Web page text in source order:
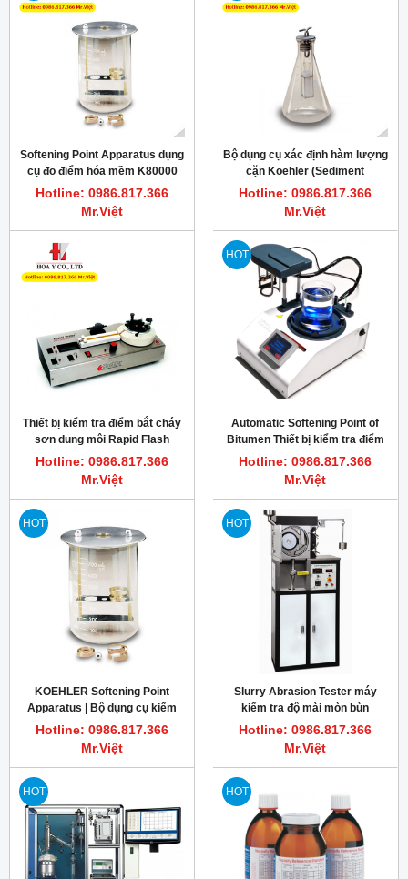
Softening Point Apparatus dụng
cụ đo điểm hóa mềm K80000
Koehler
Hotline: 0986.817.366
Mr.Việt
Bộ dụng cụ xác định hàm lượng
cặn Koehler (Sediment
Extraction Apparatus)
Hotline: 0986.817.366
Mr.Việt
Thiết bị kiểm tra điểm bắt cháy
sơn dung môi Rapid Flash
Tester, Closed Cup K16591
KOEHLER
Hotline: 0986.817.366
Mr.Việt
HOT
Automatic Softening Point of
Bitumen Thiết bị kiểm tra điểm
hóa mềm của bitum Koehler
K95100
Hotline: 0986.817.366
Mr.Việt
HOT
KOEHLER Softening Point
Apparatus | Bộ dụng cụ kiểm
tra điểm hóa mềm nhựa ASTM
D36
Hotline: 0986.817.366
Mr.Việt
HOT
Slurry Abrasion Tester máy
kiểm tra độ mài mòn bùn
Koehler K92800
Hotline: 0986.817.366
Mr.Việt
HOT HOT